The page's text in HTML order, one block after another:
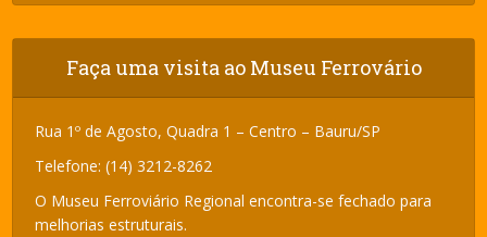
Faça uma visita ao Museu Ferrovário
Rua 1º de Agosto, Quadra 1 – Centro – Bauru/SP
Telefone: (14) 3212-8262
O Museu Ferroviário Regional encontra-se fechado para
melhorias estruturais.